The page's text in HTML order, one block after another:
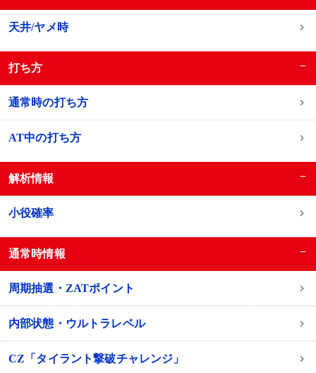
天井/ヤメ時
打ち方 −
通常時の打ち方
AT中の打ち方
解析情報 −
小役確率
通常時情報 −
周期抽選・ZATポイント
内部状態・ウルトラレベル
CZ「タイラント撃破チャレンジ」